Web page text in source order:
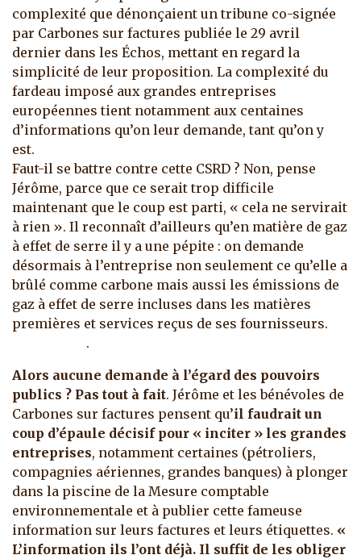
complexité que dénonçaient un tribune co-signée
par Carbones sur factures publiée le 29 avril
dernier dans les Échos, mettant en regard la
simplicité de leur proposition. La complexité du
fardeau imposé aux grandes entreprises
européennes tient notamment aux centaines
d’informations qu’on leur demande, tant qu’on y
est.
Faut-il se battre contre cette CSRD ? Non, pense
Jérôme, parce que ce serait trop difficile
maintenant que le coup est parti, « cela ne servirait
à rien ». Il reconnaît d’ailleurs qu’en matière de gaz
à effet de serre il y a une pépite : on demande
désormais à l’entreprise non seulement ce qu’elle a
brûlé comme carbone mais aussi les émissions de
gaz à effet de serre incluses dans les matières
premières et services reçus de ses fournisseurs.
.
Alors aucune demande à l’égard des pouvoirs
publics ? Pas tout à fait. Jérôme et les bénévoles de
Carbones sur factures pensent qu’il faudrait un
coup d’épaule décisif pour « inciter » les grandes
entreprises, notamment certaines (pétroliers,
compagnies aériennes, grandes banques) à plonger
dans la piscine de la Mesure comptable
environnementale et à publier cette fameuse
information sur leurs factures et leurs étiquettes. «
L’information ils l’ont déjà. Il suffit de les obliger